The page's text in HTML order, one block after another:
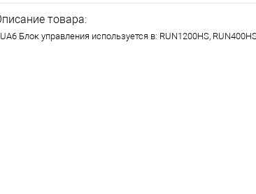
товара:
Блок управления используется в: RUN1200HS,